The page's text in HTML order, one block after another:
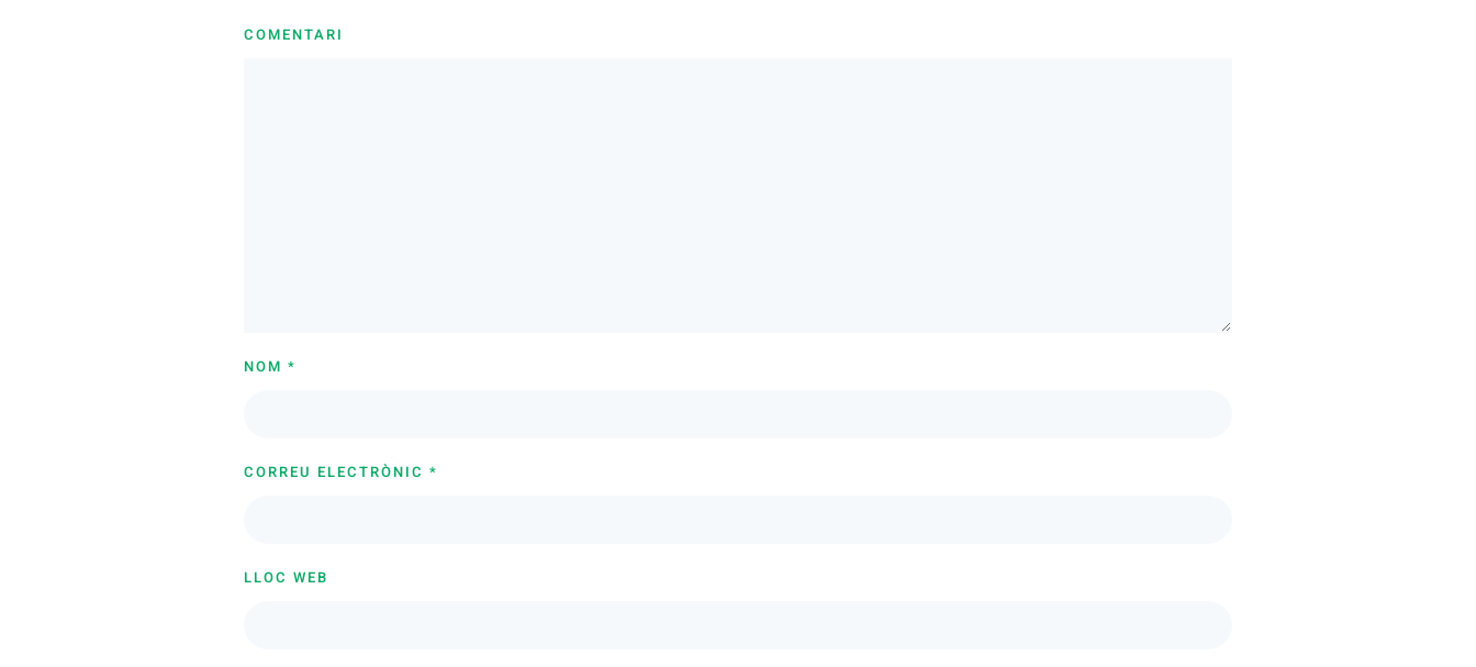
COMENTARI
NOM *
CORREU ELECTRÒNIC *
LLOC WEB